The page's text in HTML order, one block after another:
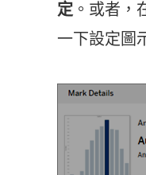
定 。或者，
一下設定圖